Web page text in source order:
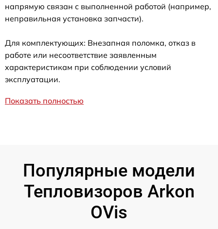
напрямую связан с выполненной работой (например,
неправильная установка запчасти).
Для комплектующих: Внезапная поломка, отказ в
работе или несоответствие заявленным
характеристикам при соблюдении условий
эксплуатации.
Показать полностью
Популярные модели
Тепловизоров Arkon
OVis